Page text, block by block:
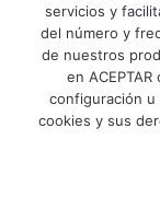
Términos y
servicios y
del número y
de nuestros
en
configuración
cookies y sus